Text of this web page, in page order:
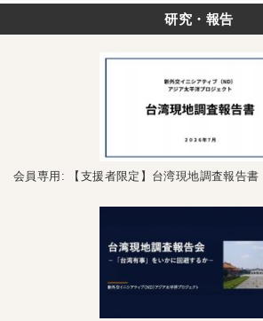
研究・報告
会員専用: 【支援者限定】台湾現地調査報告書